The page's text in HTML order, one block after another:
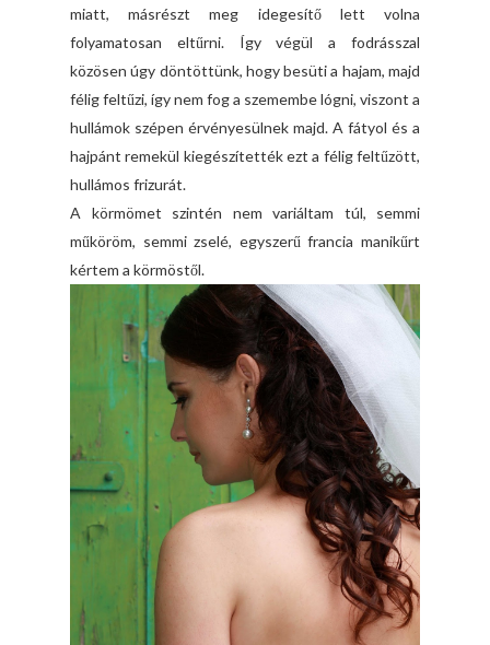
miatt, másrészt meg idegesítő lett volna
folyamatosan eltűrni. Így végül a fodrásszal
közösen úgy döntöttünk, hogy besüti a hajam, majd
félig feltűzi, így nem fog a szemembe lógni, viszont a
hullámok szépen érvényesülnek majd. A fátyol és a
hajpánt remekül kiegészítették ezt a félig feltűzött,
hullámos frizurát.
A körmömet szintén nem variáltam túl, semmi
műköröm, semmi zselé, egyszerű francia manikűrt
kértem a körmöstől.